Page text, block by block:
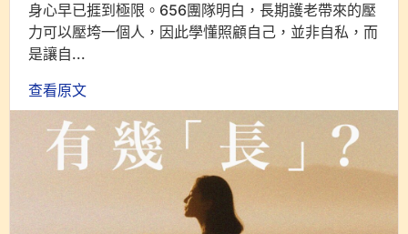
身心早已捱到極限。656團隊明白，長期護老帶來的壓
力可以壓垮一個人，因此學懂照顧自己，並非自私，而
是讓自...
查看原文